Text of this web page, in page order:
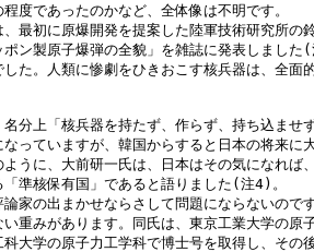
度であったのかなど、全体像は不明です。
初に原爆開発を提案した陸軍技術研究所の
ポン製原子爆弾の全貌」を雑誌に発表しまし
た。人類に惨劇をひきおこす核兵器は、全面
上「核兵器を持たず、作らず、持ち込ませ
っていますが、韓国からすると日本の将来に
ように、大前研一氏は、日本はその気になれば
準核保有国」であると語りました(注4)。
の出まかせならさして問題にならないので
い重みがあります。同氏は、東京工業大学の原
大学の原子力工学科で博士号を取得し、その